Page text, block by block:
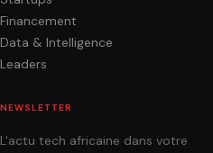
Financement
Data & Intelligence
Leaders
NEWSLETTER
L'actu tech africaine dans votre